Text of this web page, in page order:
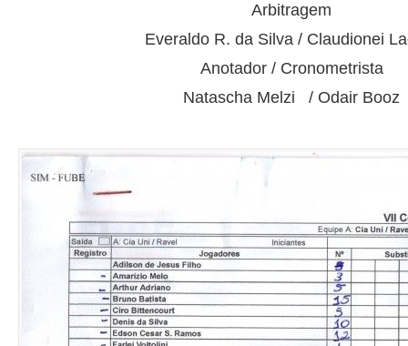
Arbitragem
Everaldo R. da Silva / Claudionei
Anotador / Cronometrista
Natascha Melzi / Odair Booz